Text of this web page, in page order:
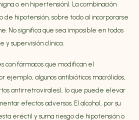
o en hipertensión). La combinación
de hipotensión, sobre todo al incorporarse
No significa que sea imposible en todos
y supervisión clínica.
con fármacos que modifican el
ejemplo, algunos antibióticos macrólidos,
antirretrovirales), lo que puede elevar
efectos adversos. El alcohol, por su
eréctil y suma riesgo de hipotensión o